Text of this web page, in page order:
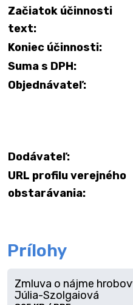
Začiatok účinnosti
text:
Koniec účinnosti:
Suma s DPH:
Objednávateľ:
Dodávateľ:
URL profilu verejného
obstarávania:
Prílohy
Zmluva o nájme
Júlia-Szolgaiová